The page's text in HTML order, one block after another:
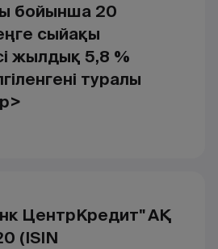
бойынша 20
сыйақы
жылдық 5,8 %
туралы
ЦентрКредит" АҚ
(ISIN